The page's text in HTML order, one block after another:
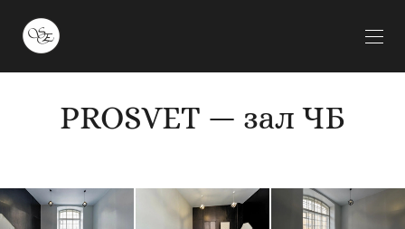
PROSVET — зал ЧБ